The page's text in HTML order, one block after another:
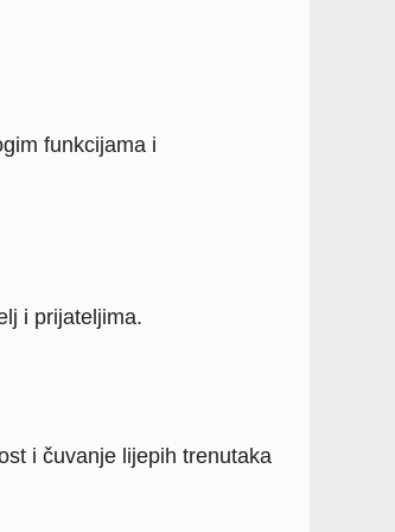
funkcijama i
i prijateljima.
i čuvanje lijepih trenutaka